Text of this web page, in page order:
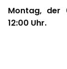
Montag, der
12:00 Uhr.